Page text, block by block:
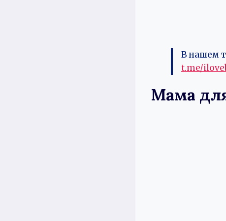
В нашем
t.me/
Мама